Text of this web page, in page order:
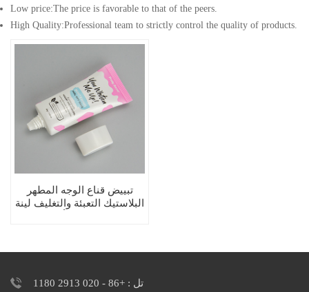
Low price:The price is favorable to that of the peers.
High Quality:Professional team to strictly control the quality of products.
تبييض قناع الوجه المطهر
البلاستيك التعبئة والتغليف لينة
تل : +86 - 020 2913 1180